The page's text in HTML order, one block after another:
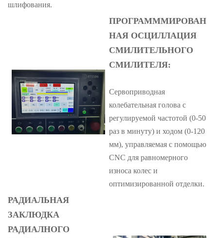
шлифования.
ПРОГРАМММИРОВАН
НАЯ ОСЦИЛЛАЦИЯ
СМИЛИТЕЛЬНОГО
СМИЛИТЕЛЯ:
Сервоприводная
колебательная голова с
регулируемой частотой (0-50
раз в минуту) и ходом (0-120
мм), управляемая с помощью
CNC для равномерного
износа колес и
оптимизированной отделки.
РАДИАЛЬНАЯ
ЗАКЛЮДКА
РАДИАЛНОГО